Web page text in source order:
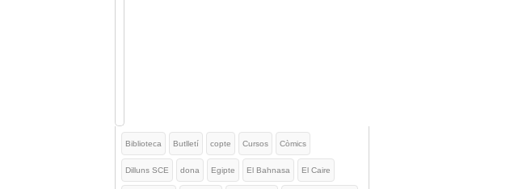
Biblioteca Butlletí copte Cursos Còmics
Dilluns SCE dona Egipte El Bahnasa El Caire